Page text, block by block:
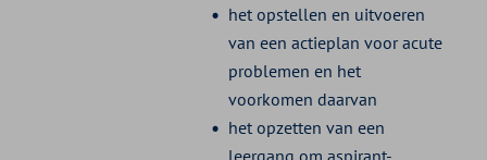
het opstellen en uitvoeren
van een actieplan voor acute
problemen en het
voorkomen daarvan
het opzetten van een